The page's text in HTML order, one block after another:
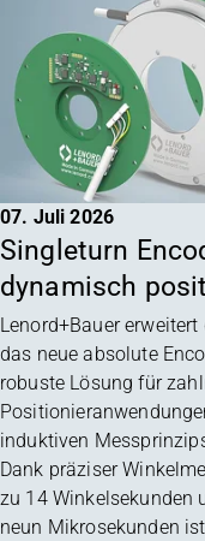
07. Juli 2026
Singleturn
dynamisch
Lenord+Bauer
das neue absolute
robuste Lösung für
induktiven
Dank präziser
zu 14 Winkelsekunden
neun Mikrosekunden